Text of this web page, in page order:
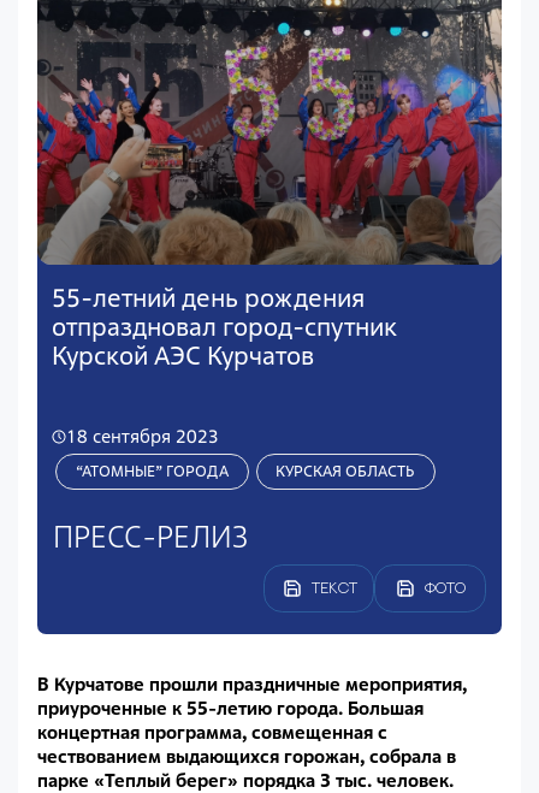
55-летний день рождения
отпраздновал город-спутник
Курской АЭС Курчатов
18 сентября 2023
“АТОМНЫЕ” ГОРОДА КУРСКАЯ ОБЛАСТЬ
ПРЕСС-РЕЛИЗ
ТЕКСТ ФОТО
В Курчатове прошли праздничные мероприятия,
приуроченные к 55-летию города. Большая
концертная программа, совмещенная с
чествованием выдающихся горожан, собрала в
парке «Теплый берег» порядка 3 тыс. человек.